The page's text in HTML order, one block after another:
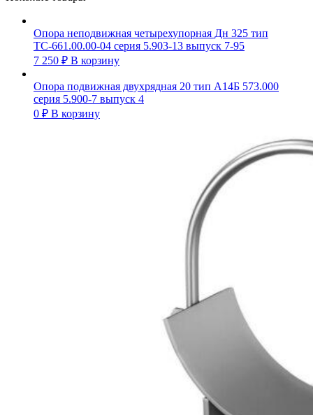
Опора неподвижная четырехупорная Дн 325 тип
ТС-661.00.00-04 серия 5.903-13 выпуск 7-95
7 250 ₽ В корзину
Опора подвижная двухрядная 20 тип А14Б 573.000
серия 5.900-7 выпуск 4
0 ₽ В корзину